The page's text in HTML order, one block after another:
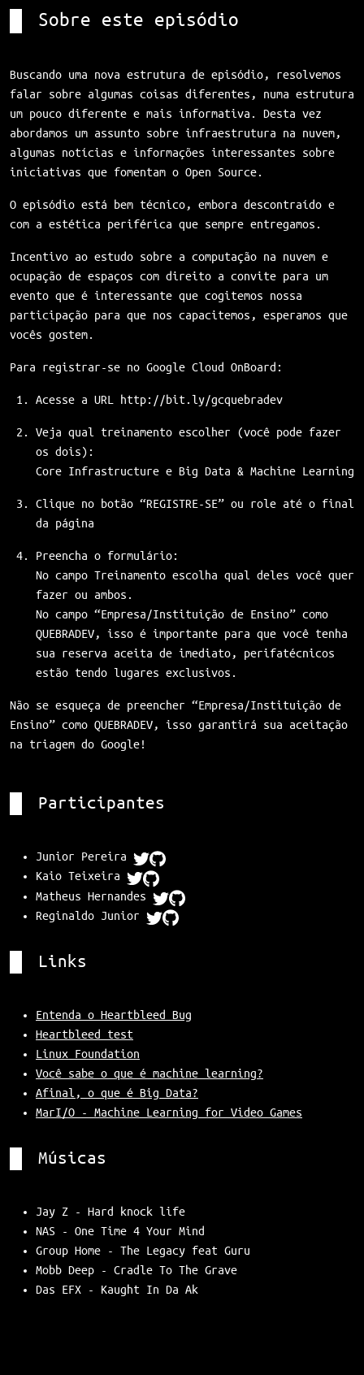
Sobre este episódio
Buscando uma nova estrutura de episódio, resolvemos
falar sobre algumas coisas diferentes, numa estrutura
um pouco diferente e mais informativa. Desta vez
abordamos um assunto sobre infraestrutura na nuvem,
algumas notícias e informações interessantes sobre
iniciativas que fomentam o Open Source.
O episódio está bem técnico, embora descontraído e
com a estética periférica que sempre entregamos.
Incentivo ao estudo sobre a computação na nuvem e
ocupação de espaços com direito a convite para um
evento que é interessante que cogitemos nossa
participação para que nos capacitemos, esperamos que
vocês gostem.
Para registrar-se no Google Cloud OnBoard:
Acesse a URL http://bit.ly/gcquebradev
Veja qual treinamento escolher (você pode fazer
os dois):
Core Infrastructure e Big Data & Machine Learning
Clique no botão “REGISTRE-SE” ou role até o final
da página
Preencha o formulário:
No campo Treinamento escolha qual deles você quer
fazer ou ambos.
No campo “Empresa/Instituição de Ensino” como
QUEBRADEV, isso é importante para que você tenha
sua reserva aceita de imediato, perifatécnicos
estão tendo lugares exclusivos.
Não se esqueça de preencher “Empresa/Instituição de
Ensino” como QUEBRADEV, isso garantirá sua aceitação
na triagem do Google!
Participantes
Junior Pereira
Kaio Teixeira
Matheus Hernandes
Reginaldo Junior
Links
Entenda o Heartbleed Bug
Heartbleed test
Linux Foundation
Você sabe o que é machine learning?
Afinal, o que é Big Data?
MarI/O - Machine Learning for Video Games
Músicas
Jay Z - Hard knock life
NAS - One Time 4 Your Mind
Group Home - The Legacy feat Guru
Mobb Deep - Cradle To The Grave
Das EFX - Kaught In Da Ak